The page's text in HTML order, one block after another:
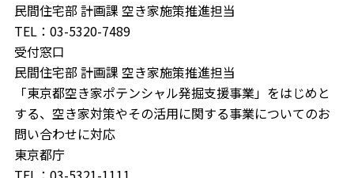
民間住宅部 計画課 空き家施策推進担当
TEL：03-5320-7489
受付窓口
民間住宅部 計画課 空き家施策推進担当
「東京都空き家ポテンシャル発掘支援事業」をはじめと
する、空き家対策やその活用に関する事業についてのお
問い合わせに対応
東京都庁